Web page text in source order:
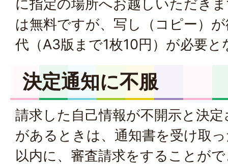
に指定の場所へお越しいただき
は無料ですが、写し（コピー）
代（A3版まで1枚10円）が必要と
決定通知に不服
請求した自己情報が不開示と決
があるときは、通知書を受け取
以内に、審査請求をすることが